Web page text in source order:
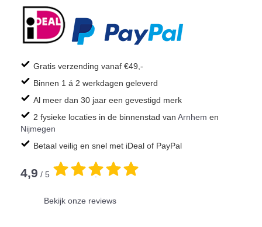
Gratis verzending vanaf €49,-
Binnen 1 á 2 werkdagen geleverd
Al meer dan 30 jaar een gevestigd merk
2 fysieke locaties in de binnenstad van Arnhem en
Nijmegen
Betaal veilig en snel met iDeal of PayPal
4,9 / 5 .
Bekijk onze reviews